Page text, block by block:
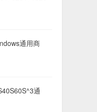
通
完全离线部署
下载